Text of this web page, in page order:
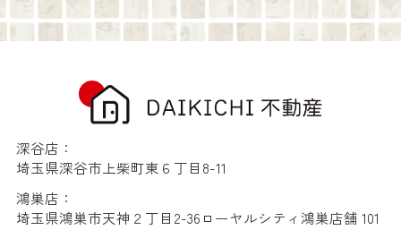
深谷店：
埼玉県深谷市上柴町東６丁目8-11
鴻巣店：
埼玉県鴻巣市天神２丁目2-36ローヤルシティ鴻巣店舗 101